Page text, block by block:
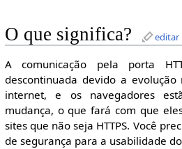
O que significa? editar
A comunicação pela porta
descontinuada devido a
internet, e os navegadores
mudança, o que fará com que
sites que não seja HTTPS. Você
de segurança para a usabilidade